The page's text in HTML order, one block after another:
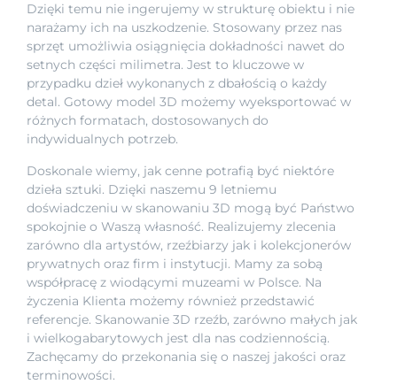
Dzięki temu nie ingerujemy w strukturę obiektu i nie
narażamy ich na uszkodzenie. Stosowany przez nas
sprzęt umożliwia osiągnięcia dokładności nawet do
setnych części milimetra. Jest to kluczowe w
przypadku dzieł wykonanych z dbałością o każdy
detal. Gotowy model 3D możemy wyeksportować w
różnych formatach, dostosowanych do
indywidualnych potrzeb.
Doskonale wiemy, jak cenne potrafią być niektóre
dzieła sztuki. Dzięki naszemu 9 letniemu
doświadczeniu w skanowaniu 3D mogą być Państwo
spokojnie o Waszą własność. Realizujemy zlecenia
zarówno dla artystów, rzeźbiarzy jak i kolekcjonerów
prywatnych oraz firm i instytucji. Mamy za sobą
współpracę z wiodącymi muzeami w Polsce. Na
życzenia Klienta możemy również przedstawić
referencje. Skanowanie 3D rzeźb, zarówno małych jak
i wielkogabarytowych jest dla nas codziennością.
Zachęcamy do przekonania się o naszej jakości oraz
terminowości.